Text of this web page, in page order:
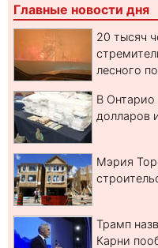
Главные новости дня
20 тысяч
лесного
В Онтарио
долларов
Мэрия
Трамп
Карни